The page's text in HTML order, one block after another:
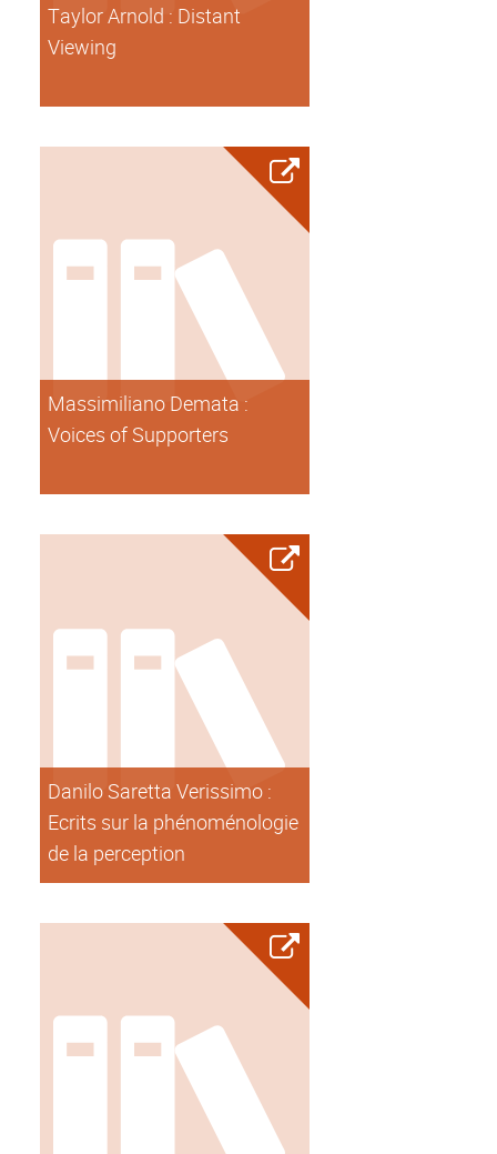
Taylor Arnold : Distant
Viewing
Massimiliano Demata :
Voices of Supporters
Danilo Saretta Verissimo :
Ecrits sur la phénoménologie
de la perception